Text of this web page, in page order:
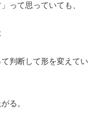
って思っていても、
判断して形を変えてい
る。